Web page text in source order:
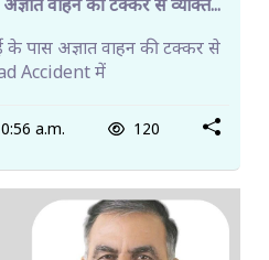
वाहन की टक्कर से व्यक्ति...
पास अज्ञात वाहन की टक्कर से
Accident में
a.m. 120